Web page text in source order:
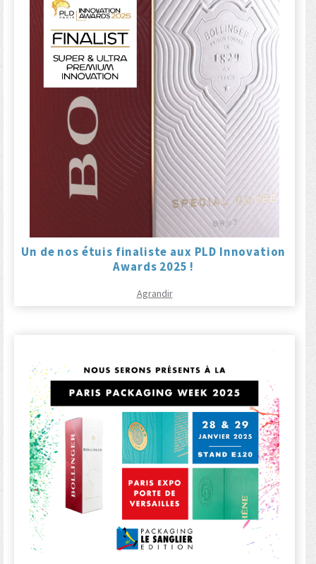
Un de nos étuis finaliste aux PLD Innovation
Awards 2025 !
Agrandir